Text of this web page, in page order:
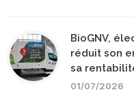
BioGNV,
réduit son
sa
01/07/2026